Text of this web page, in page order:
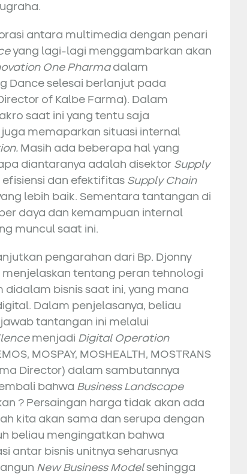
antara multimedia dengan penari
yang lagi-lagi menggambarkan akan
One Pharmadalam
Dance selesai berlanjut pada
of Kalbe Farma). Dalam
saat ini yang tentu saja
memaparkan situasi internal
Masih ada beberapa hal yang
diantaranya adalah disektor Supply
dan efektifitas Supply Chain
lebih baik. Sementara tantangan di
daya dan kemampuan internal
muncul saat ini.
pengarahan dari Bp. Djonny
menjelaskan tentang peran tehnologi
bisnis saat ini, yang mana
Dalam penjelasanya, beliau
tantangan ini melalui
menjadi Digital Operation
MOSPAY, MOSHEALTH, MOSTRANS
Director) dalam sambutannya
bahwa Business Landscape
? Persaingan harga tidak akan ada
kita akan sama dan serupa dengan
beliau mengingatkan bahwa
antar bisnis unitnya seharusnya
New Business Modelsehingga